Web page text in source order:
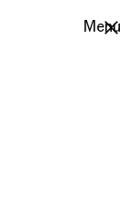
Menu